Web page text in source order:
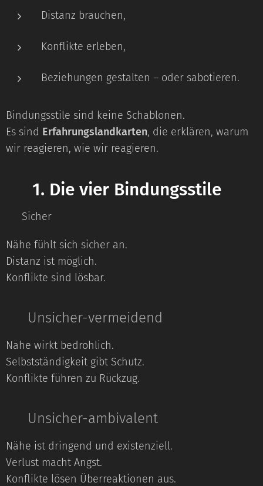
Distanz brauchen,
Konflikte erleben,
Beziehungen gestalten – oder sabotieren.
Bindungsstile sind keine Schablonen.
Es sind Erfahrungslandkarten, die erklären, warum
wir reagieren, wie wir reagieren.
1. Die vier Bindungsstile
🔸 Sicher
Nähe fühlt sich sicher an.
Distanz ist möglich.
Konflikte sind lösbar.
🔸 Unsicher-vermeidend
Nähe wirkt bedrohlich.
Selbstständigkeit gibt Schutz.
Konflikte führen zu Rückzug.
🔸 Unsicher-ambivalent
Nähe ist dringend und existenziell.
Verlust macht Angst.
Konflikte lösen Überreaktionen aus.